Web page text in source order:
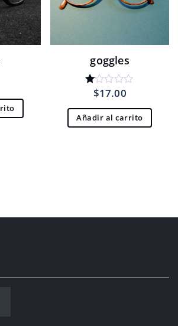
goggles
Valorado
1.00
de
5
$17.00
Añadir al carrito